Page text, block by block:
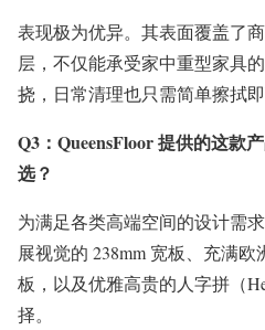
表现极为优异。其表面覆盖了
层，不仅能承受家中重型家具
挠，日常清理也只需简单擦拭即
Q3：QueensFloor 提供的这款
选？
为满足各类高端空间的设计需
展视觉的 238mm 宽板、充满欧
板，以及优雅高贵的人字拼（
择。